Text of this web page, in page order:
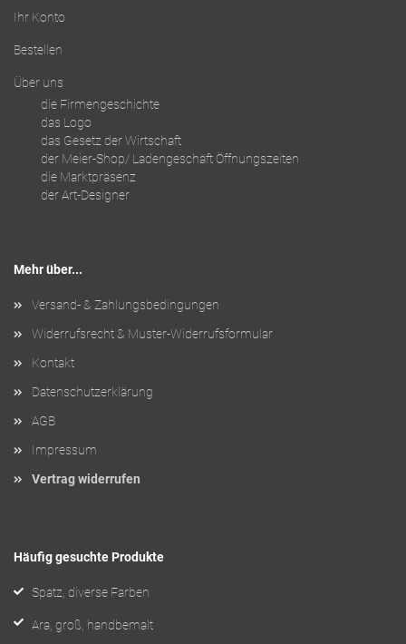
Ihr Konto
Bestellen
Über uns
die Firmengeschichte
das Logo
das Gesetz der Wirtschaft
der Meier-Shop/ Ladengeschäft Öffnungszeiten
die Marktpräsenz
der Art-Designer
Mehr über...
Versand- & Zahlungsbedingungen
Widerrufsrecht & Muster-Widerrufsformular
Kontakt
Datenschutzerklärung
AGB
Impressum
Vertrag widerrufen
Häufig gesuchte Produkte
Spatz, diverse Farben
Ara, groß, handbemalt